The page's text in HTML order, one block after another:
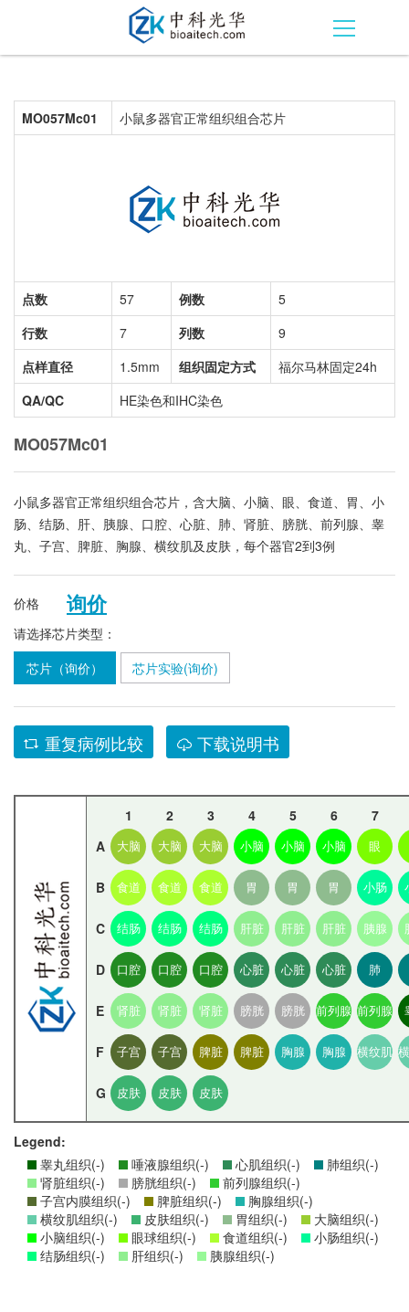
MO057Mc01 小鼠多器官正常组织组合芯片
点数 57 例数
5
行数
7 列数
9
点样直径
1.5mm 组织固定方式
福尔马林固定24h
QA/QC
HE染色和IHC染色
MO057Mc01
小鼠多器官正常组织组合芯片，含大脑、小脑、眼、食道、胃、小
肠、结肠、肝、胰腺、口腔、心脏、肺、肾脏、膀胱、前列腺、睾
丸、子宫、脾脏、胸腺、横纹肌及皮肤，每个器官2到3例
价格 询价
请选择芯片类型：
芯片（询价）
芯片实验(询价)
重复病例比较 下载说明书
1 2 3 4 5 6
7
A
大脑 大脑 大脑 小脑 小脑 小脑 眼
B 食道 食道 食道 胃 胃 胃 小肠
C 结肠 结肠 结肠 肝脏 肝脏 肝脏 胰腺
D 口腔 口腔 口腔 心脏 心脏 心脏 肺
E 肾脏 肾脏 肾脏 膀胱 膀胱 前列腺 前列腺
F 子宫 子宫 脾脏 脾脏 胸腺 胸腺 横纹肌
G 皮肤 皮肤 皮肤
Legend:
睾丸组织(-)
唾液腺组织(-) 心肌组织(-)
肺组织(-)
肾脏组织(-)
膀胱组织(-)
前列腺组织(-)
子宫内膜组织(-)
脾脏组织(-)
胸腺组织(-)
横纹肌组织(-)
皮肤组织(-) 胃组织(-)
大脑组织(-)
小脑组织(-)
眼球组织(-) 食道组织(-)
小肠组织(-)
结肠组织(-)
肝组织(-) 胰腺组织(-)